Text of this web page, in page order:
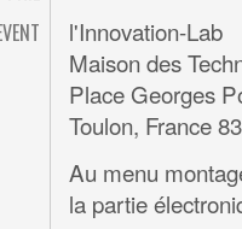
l'Innovation-Lab
Maison des
Place Georges
Toulon, France
Au menu
la partie